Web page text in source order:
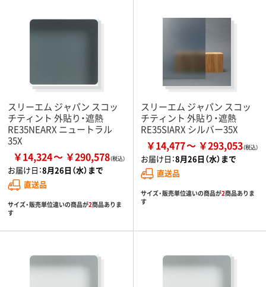
スリーエム ジャパン スコッ
チティント 外貼り・遮熱
RE35NEARX ニュートラル
35X
￥14,324 ￥290,578
お届け日：8月26日（水）まで
直送品
サイズ・販売単位違いの商品が2商品ありま
す
スリーエム ジャパン スコッ
チティント 外貼り・遮熱
RE35SIARX シルバー35X
￥14,477 ￥293,053
お届け日：8月26日（水）まで
直送品
サイズ・販売単位違いの商品が2商品ありま
す